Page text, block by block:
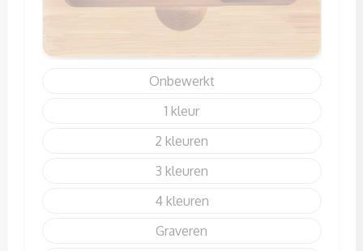
Onbewerkt
1
2
3
4
Graveren